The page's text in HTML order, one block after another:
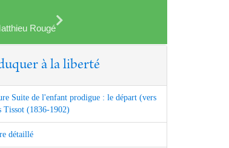
Rougé
à la liberté
Suite de l'enfant prodigue : le départ (vers
Tissot (1836-1902)
détaillé